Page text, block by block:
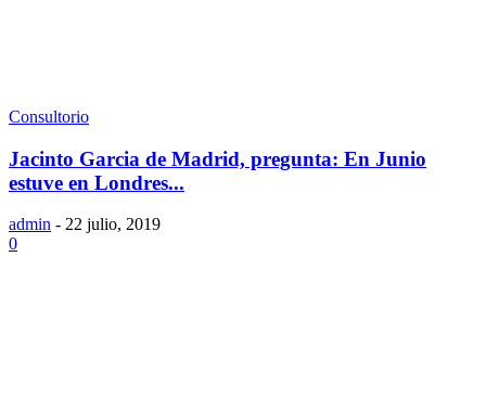
Consultorio
Jacinto Garcia de Madrid, pregunta: En Junio
estuve en Londres...
admin - 22 julio, 2019
0